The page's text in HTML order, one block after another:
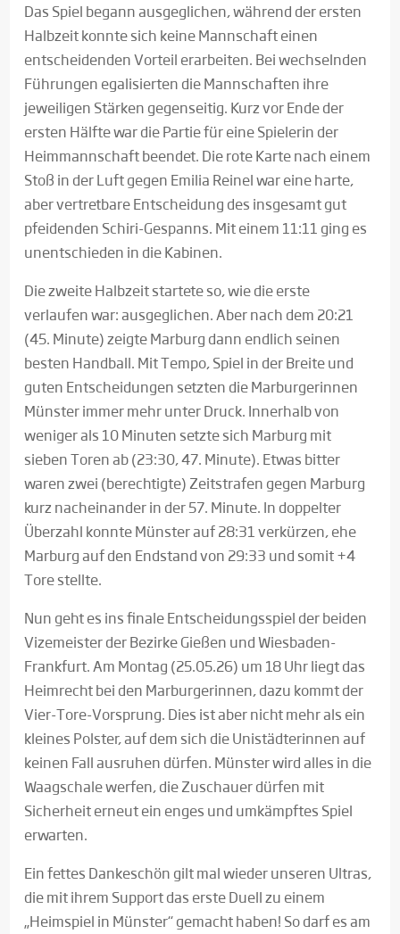
Das Spiel begann ausgeglichen, während der ersten
Halbzeit konnte sich keine Mannschaft einen
entscheidenden Vorteil erarbeiten. Bei wechselnden
Führungen egalisierten die Mannschaften ihre
jeweiligen Stärken gegenseitig. Kurz vor Ende der
ersten Hälfte war die Partie für eine Spielerin der
Heimmannschaft beendet. Die rote Karte nach einem
Stoß in der Luft gegen Emilia Reinel war eine harte,
aber vertretbare Entscheidung des insgesamt gut
pfeidenden Schiri-Gespanns. Mit einem 11:11 ging es
unentschieden in die Kabinen.
Die zweite Halbzeit startete so, wie die erste
verlaufen war: ausgeglichen. Aber nach dem 20:21
(45. Minute) zeigte Marburg dann endlich seinen
besten Handball. Mit Tempo, Spiel in der Breite und
guten Entscheidungen setzten die Marburgerinnen
Münster immer mehr unter Druck. Innerhalb von
weniger als 10 Minuten setzte sich Marburg mit
sieben Toren ab (23:30, 47. Minute). Etwas bitter
waren zwei (berechtigte) Zeitstrafen gegen Marburg
kurz nacheinander in der 57. Minute. In doppelter
Überzahl konnte Münster auf 28:31 verkürzen, ehe
Marburg auf den Endstand von 29:33 und somit +4
Tore stellte.
Nun geht es ins finale Entscheidungsspiel der beiden
Vizemeister der Bezirke Gießen und Wiesbaden-
Frankfurt. Am Montag (25.05.26) um 18 Uhr liegt das
Heimrecht bei den Marburgerinnen, dazu kommt der
Vier-Tore-Vorsprung. Dies ist aber nicht mehr als ein
kleines Polster, auf dem sich die Unistädterinnen auf
keinen Fall ausruhen dürfen. Münster wird alles in die
Waagschale werfen, die Zuschauer dürfen mit
Sicherheit erneut ein enges und umkämpftes Spiel
erwarten.
Ein fettes Dankeschön gilt mal wieder unseren Ultras,
die mit ihrem Support das erste Duell zu einem
„Heimspiel in Münster“ gemacht haben! So darf es am